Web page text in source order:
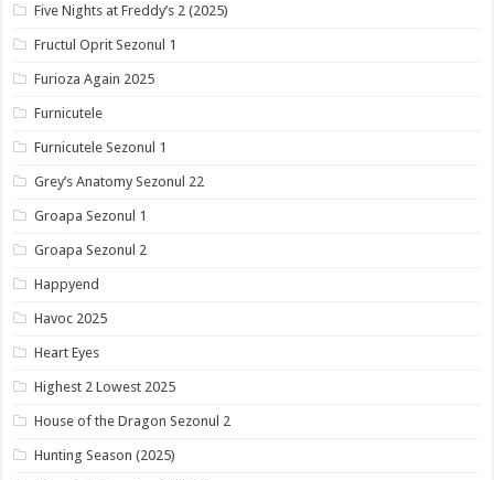
Five Nights at Freddy’s 2 (2025)
Fructul Oprit Sezonul 1
Furioza Again 2025
Furnicutele
Furnicutele Sezonul 1
Grey’s Anatomy Sezonul 22
Groapa Sezonul 1
Groapa Sezonul 2
Happyend
Havoc 2025
Heart Eyes
Highest 2 Lowest 2025
House of the Dragon Sezonul 2
Hunting Season (2025)